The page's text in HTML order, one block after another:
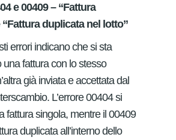
e 00409 – “Fattura
duplicata nel lotto”
errori indicano che si sta
fattura con lo stesso
già inviata e accettata dal
L’errore 00404 si
fattura singola, mentre il 00409
duplicata all’interno dello